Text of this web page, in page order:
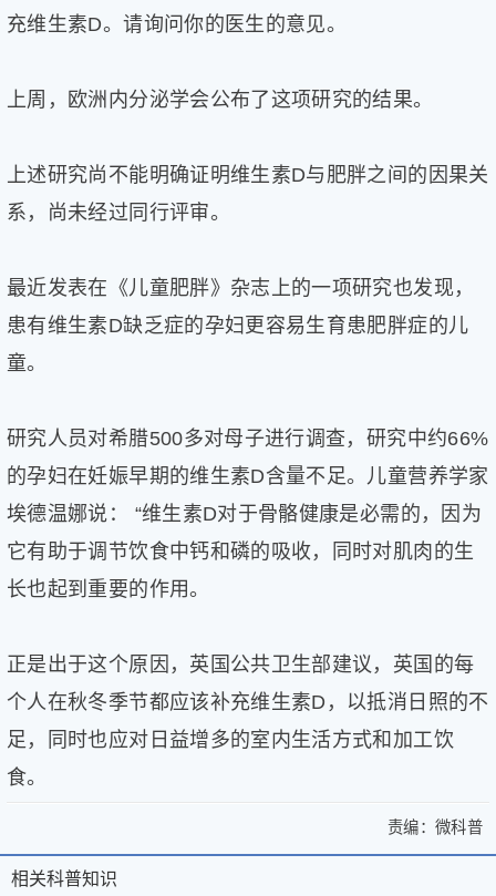
充维生素D。请询问你的医生的意见。
上周，欧洲内分泌学会公布了这项研究的结果。
上述研究尚不能明确证明维生素D与肥胖之间的因果关
系，尚未经过同行评审。
最近发表在《儿童肥胖》杂志上的一项研究也发现，
患有维生素D缺乏症的孕妇更容易生育患肥胖症的儿
童。
研究人员对希腊500多对母子进行调查，研究中约66%
的孕妇在妊娠早期的维生素D含量不足。儿童营养学家
埃德温娜说： “维生素D对于骨骼健康是必需的，因为
它有助于调节饮食中钙和磷的吸收，同时对肌肉的生
长也起到重要的作用。
正是出于这个原因，英国公共卫生部建议，英国的每
个人在秋冬季节都应该补充维生素D，以抵消日照的不
足，同时也应对日益增多的室内生活方式和加工饮
食。
责编： 微科普
缺
>
缺
乏
关相关科普知识